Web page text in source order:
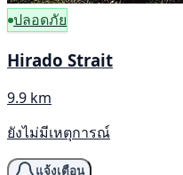
ปลอดภัย
Hirado Strait
9.9 km
ยังไม่มีเหตุการณ์
แจ้งเตือน